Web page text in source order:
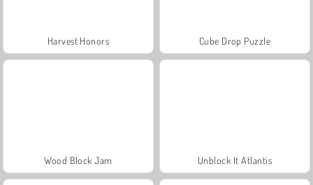
Harvest Honors Cube Drop Puzzle
Wood Block Jam Unblock It Atlantis